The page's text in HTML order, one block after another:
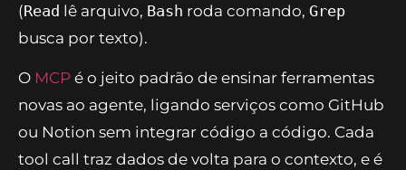
(Read lê arquivo, Bash roda comando, Grep
busca por texto).
O MCP é o jeito padrão de ensinar ferramentas
novas ao agente, ligando serviços como GitHub
ou Notion sem integrar código a código. Cada
tool call traz dados de volta para o contexto, e é